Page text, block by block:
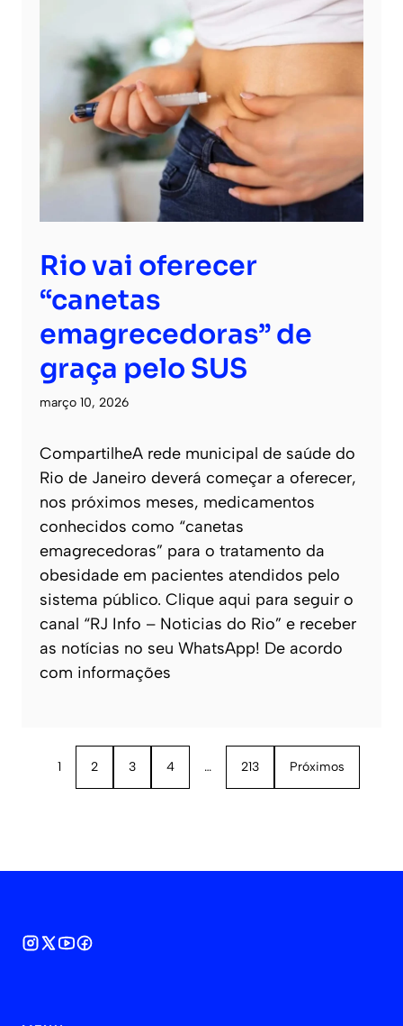
Rio vai oferecer
“canetas
emagrecedoras” de
graça pelo SUS
março 10, 2026
CompartilheA rede municipal de saúde do
Rio de Janeiro deverá começar a oferecer,
nos próximos meses, medicamentos
conhecidos como “canetas
emagrecedoras” para o tratamento da
obesidade em pacientes atendidos pelo
sistema público. Clique aqui para seguir o
canal “RJ Info – Noticias do Rio” e receber
as notícias no seu WhatsApp! De acordo
com informações
1 2 3 4 … 213 Próximos